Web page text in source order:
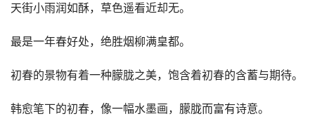
天街小雨润如酥，草色遥看近却无。
最是一年春好处，绝胜烟柳满皇都。
初春的景物有着一种朦胧之美，饱含着初春的含蓄与期待。
韩愈笔下的初春，像一幅水墨画，朦胧而富有诗意。